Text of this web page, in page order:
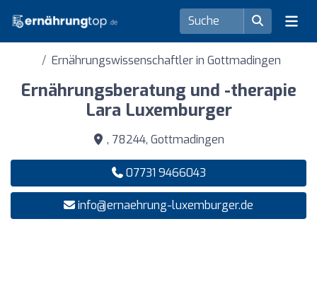
Ernährungswissenschaftler in Gottmadingen
Ernährungsberatung und -therapie
Lara Luxemburger
, 78244, Gottmadingen
07731 9466043
info@ernaehrung-luxemburger.de